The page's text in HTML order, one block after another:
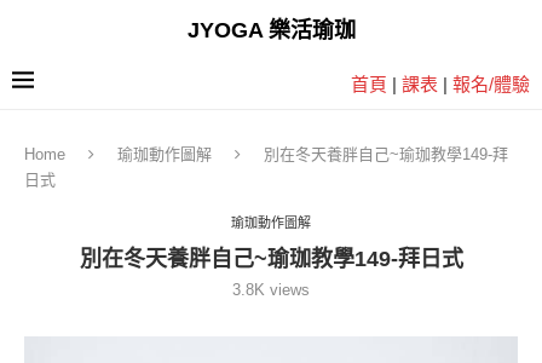
JYOGA 樂活瑜珈
首頁 | 課表 | 報名/體驗
Home 瑜珈動作圖解
別在冬天養胖自己~瑜珈教學149-拜
日式
瑜珈動作圖解
別在冬天養胖自己~瑜珈教學149-拜日式
3.8K views